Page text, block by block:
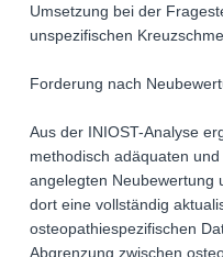
Umsetzung bei der
unspezifischen
Forderung nach
Aus der INIOST-Analyse
methodisch adäquaten
angelegten Neubewertung
dort eine vollständig
osteopathiespezifischen
Abgrenzung zwischen